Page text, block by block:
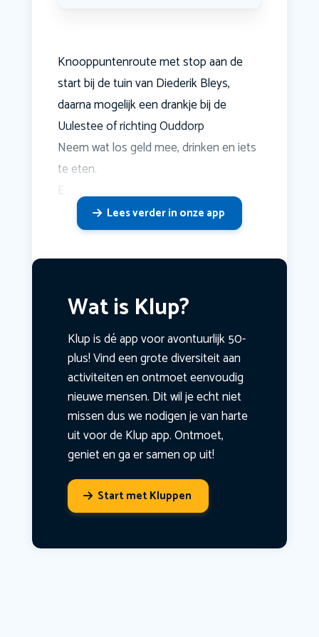
Knooppuntenroute met stop aan de
start bij de tuin van Diederik Bleys,
daarna mogelijk een drankje bij de
Uulestee of richting Ouddorp
Neem wat los geld mee, drinken en iets
te eten.
E
Lees verder in onze app
Wat is Klup?
Klup is dé app voor avontuurlijk 50-
plus! Vind een grote diversiteit aan
activiteiten en ontmoet eenvoudig
nieuwe mensen. Dit wil je echt niet
missen dus we nodigen je van harte
uit voor de Klup app. Ontmoet,
geniet en ga er samen op uit!
Start met Kluppen